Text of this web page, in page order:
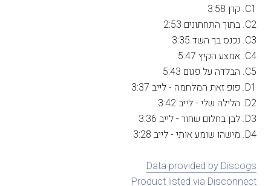
C1. קרן 3:58
C2. בתוך התחתונים 2:53
C3. נכנס בך השד 3:35
C4. אמצע הקיץ 5:47
C5. הבלדה על פגום 5:43
D1. פופ זאת המלחמה - לייב 3:37
D2. הלילה שלי - לייב 3:42
D3. לבן בחלום שחור - לייב 3:36
D4. מישהו שומע אותי - לייב 3:28
Data provided by Discogs
Product listed via Disconnect